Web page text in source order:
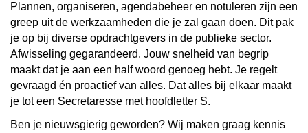
Plannen, organiseren, agendabeheer en notuleren zijn een
greep uit de werkzaamheden die je zal gaan doen. Dit pak
je op bij diverse opdrachtgevers in de publieke sector.
Afwisseling gegarandeerd. Jouw snelheid van begrip
maakt dat je aan een half woord genoeg hebt. Je regelt
gevraagd én proactief van alles. Dat alles bij elkaar maakt
je tot een Secretaresse met hoofdletter S.
Ben je nieuwsgierig geworden? Wij maken graag kennis